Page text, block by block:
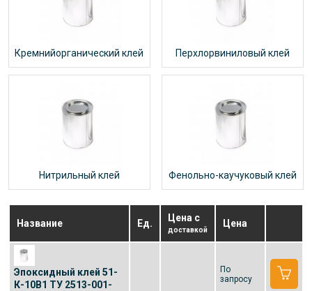
Кремнийорганический клей Перхлорвиниловый клей
Нитрильный клей Фенольно-каучуковый клей
Название Ед. Цена с
доставкой
Цена
Эпоксидный клей 51-
К-10В1 ТУ 2513-001-
По
запросу